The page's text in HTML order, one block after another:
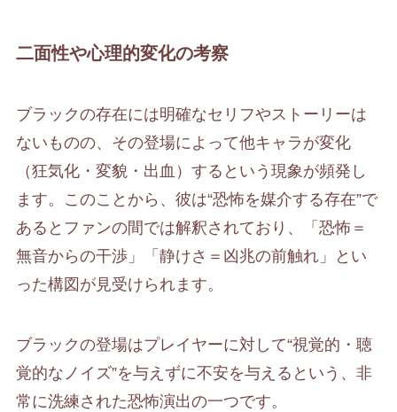
二面性や心理的変化の考察
ブラックの存在には明確なセリフやストーリーは
ないものの、その登場によって他キャラが変化
（狂気化・変貌・出血）するという現象が頻発し
ます。このことから、彼は“恐怖を媒介する存在”で
あるとファンの間では解釈されており、「恐怖＝
無音からの干渉」「静けさ＝凶兆の前触れ」とい
った構図が見受けられます。
ブラックの登場はプレイヤーに対して“視覚的・聴
覚的なノイズ”を与えずに不安を与えるという、非
常に洗練された恐怖演出の一つです。